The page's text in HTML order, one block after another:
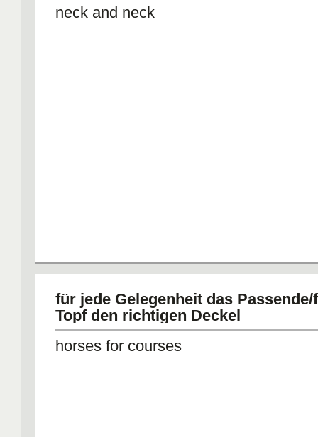
neck and neck
für jede Gelegenheit das
Topf den richtigen Deckel
horses for courses